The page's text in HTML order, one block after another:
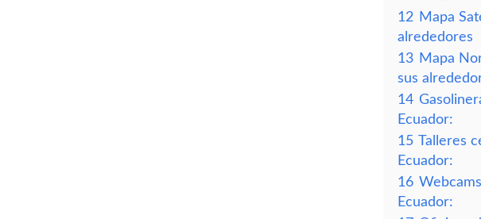
12 Mapa
alrededores
13 Mapa
sus
14
Ecuador:
15 Talleres
Ecuador:
16
Ecuador: